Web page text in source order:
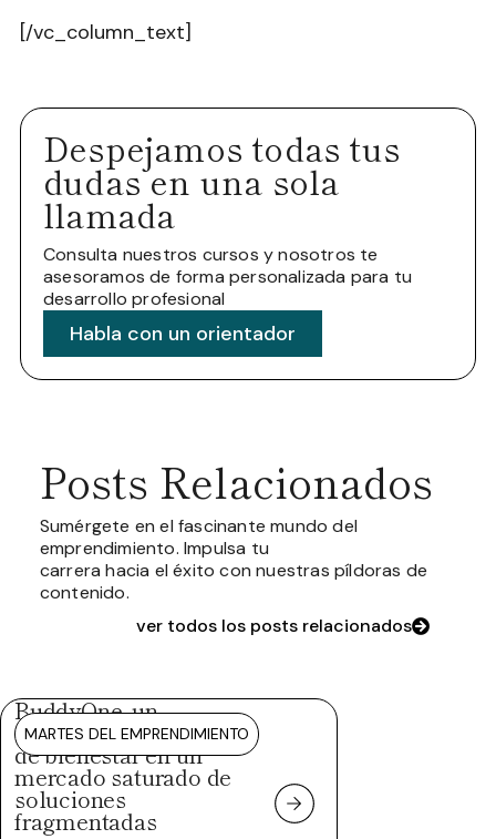
[/vc_column_text]
Despejamos todas tus
dudas en una sola
llamada
Consulta nuestros cursos y nosotros te
asesoramos de forma personalizada para tu
desarrollo profesional
Habla con un orientador
Posts Relacionados
Sumérgete en el fascinante mundo del
emprendimiento. Impulsa tu
carrera hacia el éxito con nuestras píldoras de
contenido.
ver todos los posts relacionados
MARTES DEL EMPRENDIMIENTO
BuddyOne, un
ecosistema integral
de bienestar en un
mercado saturado de
soluciones
fragmentadas